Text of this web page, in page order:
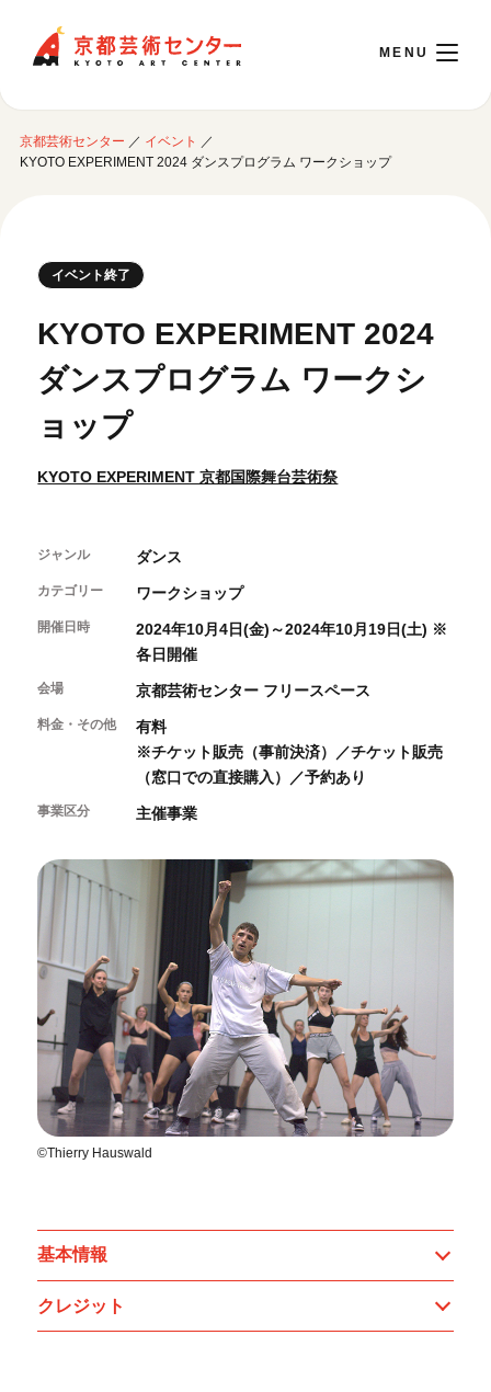
English
※チケット窓口は18:00まで／ギャラリー・図書室・情報コーナーは20:00まで／カ
ご利用案内
開館時間・アクセシビリティ
交通アクセス
よくあるご質問
センターのプログラム・事業
制作室について
制作室の使用方法・募集要項
公募情報
ボランティア・サポーター
ボランティア
KACサポーター
京都芸術センターについて
京都芸術センターってどんなところ？
京都芸術センターの歩み
概要・理念・運営体制
お知らせ
閲覧支援
サイトポリシー&プライバシーポリシー
オフィシャルSNS
京都芸術センター ／ イベント ／
KYOTO EXPERIMENT 2024 ダンスプログラム ワークショップ
イベント終了
KYOTO EXPERIMENT 2024
ダンスプログラム ワークシ
ョップ
KYOTO EXPERIMENT 京都国際舞台芸術祭
ジャンル ダンス
カテゴリー ワークショップ
開催日時
2024年10月4日(金)～2024年10月19日(土) ※
各日開催
会場 京都芸術センター フリースペース
料金・その他
有料
※チケット販売（事前決済）／チケット販売
（窓口での直接購入）／予約あり
事業区分 主催事業
©Thierry Hauswald
基本情報
クレジット